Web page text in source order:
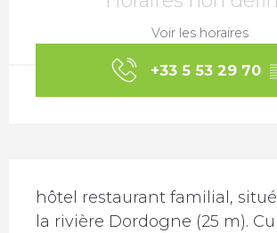
Voir les horaires
+33 5 53 29 70
Description
hôtel restaurant familial,
la rivière Dordogne (25 m).